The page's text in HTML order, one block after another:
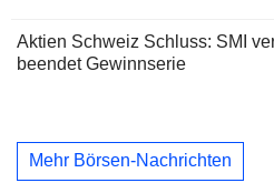
Aktien Schweiz Schluss: SMI
beendet Gewinnserie
Mehr Börsen-Nachrichten